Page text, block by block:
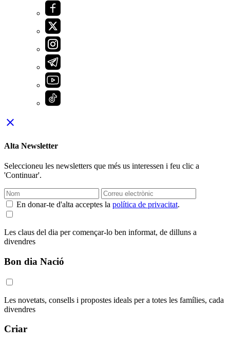
close
Alta Newsletter
Seleccioneu les newsletters que més us interessen i feu clic a
'Continuar'.
En donar-te d'alta acceptes la política de privacitat.
Les claus del dia per començar-lo ben informat, de dilluns a
divendres
Bon dia Nació
Les novetats, consells i propostes ideals per a totes les famílies, cada
divendres
Criar